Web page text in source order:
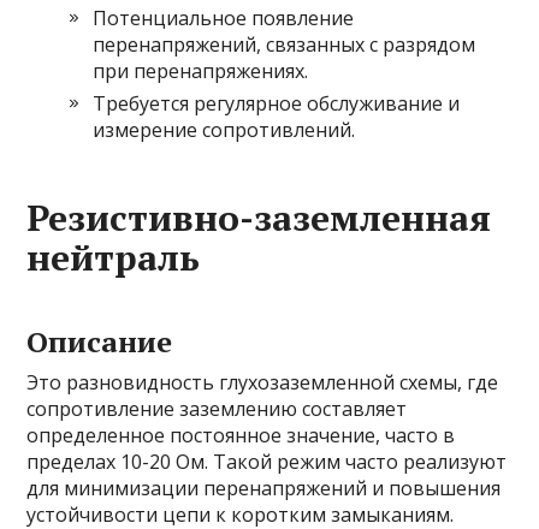
Потенциальное появление
перенапряжений, связанных с разрядом
при перенапряжениях.
Требуется регулярное обслуживание и
измерение сопротивлений.
Резистивно-заземленная
нейтраль
Описание
Это разновидность глухозаземленной схемы, где
сопротивление заземлению составляет
определенное постоянное значение, часто в
пределах 10-20 Ом. Такой режим часто реализуют
для минимизации перенапряжений и повышения
устойчивости цепи к коротким замыканиям.